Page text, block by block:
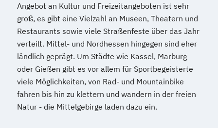
Angebot an Kultur und Freizeitangeboten ist sehr
groß, es gibt eine Vielzahl an Museen, Theatern und
Restaurants sowie viele Straßenfeste über das Jahr
verteilt. Mittel- und Nordhessen hingegen sind eher
ländlich geprägt. Um Städte wie Kassel, Marburg
oder Gießen gibt es vor allem für Sportbegeisterte
viele Möglichkeiten, von Rad- und Mountainbike
fahren bis hin zu klettern und wandern in der freien
Natur - die Mittelgebirge laden dazu ein.